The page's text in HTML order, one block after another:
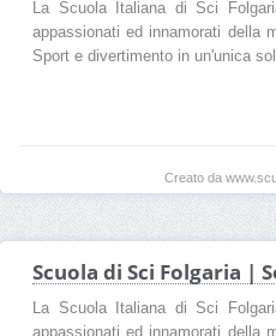
La Scuola Italiana di Sci
appassionati ed innamorati della
Sport e divertimento in un'unica
Creato da
Scuola di Sci Folgaria |
La Scuola Italiana di Sci
appassionati ed innamorati della